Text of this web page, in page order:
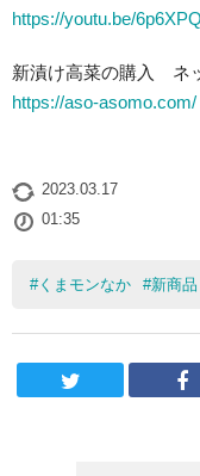
https://youtu.be/
新漬け高菜の購入 ネ
https://aso-asomo.com/
2023.03.17
01:35
#くまモンなか #新商品